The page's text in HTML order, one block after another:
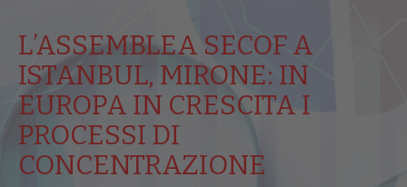
L’ASSEMBLEA SECOF A
ISTANBUL, MIRONE: IN
EUROPA IN CRESCITA I
PROCESSI DI
CONCENTRAZIONE